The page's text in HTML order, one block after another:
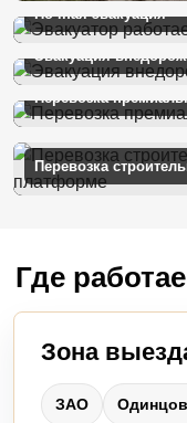
Ночная эвакуация
Эвакуация
Перевозка
Перевозка
Где
Зона
ЗАО